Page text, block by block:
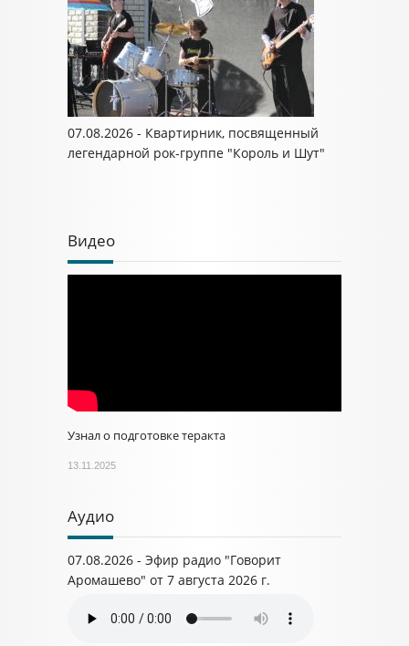
07.08.2026 - Квартирник, посвященный
легендарной рок-группе "Король и Шут"
Видео
Узнал о подготовке теракта
13.11.2025
Аудио
07.08.2026 - Эфир радио "Говорит
Аромашево" от 7 августа 2026 г.